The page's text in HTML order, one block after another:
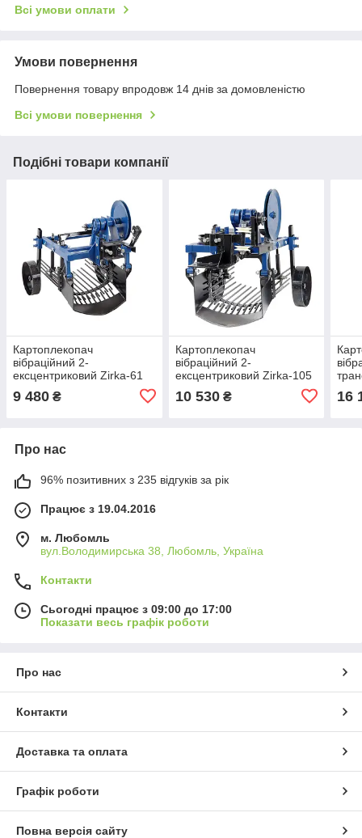
Всі умови оплати
Умови повернення
Повернення товару впродовж 14 днів за домовленістю
Всі умови повернення
Подібні товари компанії
Картоплекопач
вібраційний 2-
ексцентриковий Zirka-61
9 480 ₴
Картоплекопач
вібраційний 2-
ексцентриковий Zirka-105
10 530₴ 16
Про нас
96% позитивних з 235 відгуків за рік
Працює з 19.04.2016
м. Любомль
вул.Володимирська 38, Любомль, Україна
Контакти
Сьогодні працює з 09:00 до 17:00
Показати весь графік роботи
Про нас
Контакти
Доставка та оплата
Графік роботи
Повна версія сайту